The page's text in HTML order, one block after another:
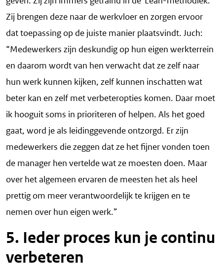
Zij brengen deze naar de werkvloer en zorgen ervoor
dat toepassing op de juiste manier plaatsvindt. Juch:
“Medewerkers zijn deskundig op hun eigen werkterrein
en daarom wordt van hen verwacht dat ze zelf naar
hun werk kunnen kijken, zelf kunnen inschatten wat
beter kan en zelf met verbeteropties komen. Daar moet
ik hooguit soms in prioriteren of helpen. Als het goed
gaat, word je als leidinggevende ontzorgd. Er zijn
medewerkers die zeggen dat ze het fijner vonden toen
de manager hen vertelde wat ze moesten doen. Maar
over het algemeen ervaren de meesten het als heel
prettig om meer verantwoordelijk te krijgen en te
nemen over hun eigen werk.”
5. Ieder proces kun je continu
verbeteren